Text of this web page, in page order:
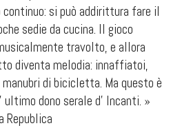
si può addirittura fare il
sedie da cucina. Il gioco
travolto, e allora
diventa melodia: innaffiatoi,
di bicicletta. Ma questo è
ultimo dono serale d’ Incanti. »
Republica